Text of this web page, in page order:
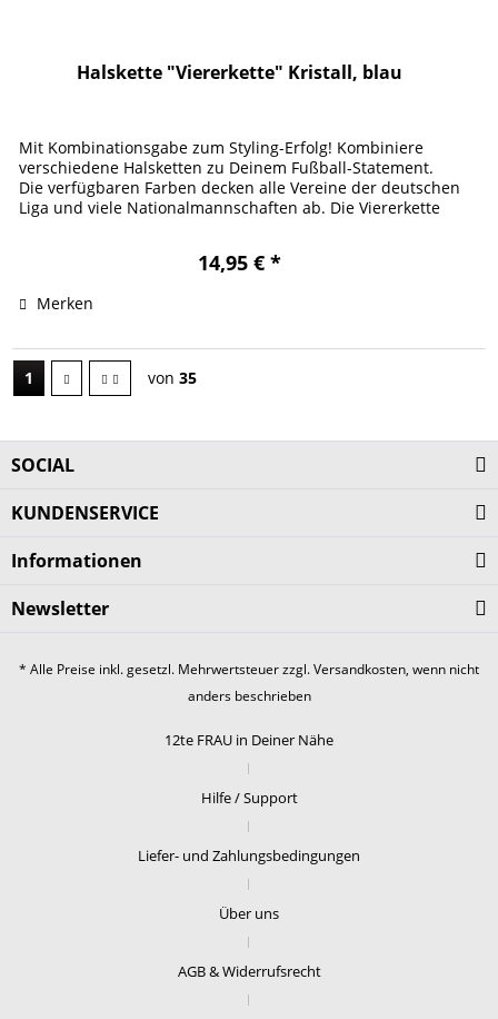
Halskette "Viererkette" Kristall, blau
Mit Kombinationsgabe zum Styling-Erfolg! Kombiniere
verschiedene Halsketten zu Deinem Fußball-Statement.
Die verfügbaren Farben decken alle Vereine der deutschen
Liga und viele Nationalmannschaften ab. Die Viererkette
14,95 € *
Merken
1 von35
SOCIAL
KUNDENSERVICE
Informationen
Newsletter
* Alle Preise inkl. gesetzl. Mehrwertsteuer zzgl.Versandkosten, wenn nicht
anders beschrieben
12te FRAU in Deiner Nähe
Hilfe / Support
Liefer- und Zahlungsbedingungen
Über uns
AGB & Widerrufsrecht